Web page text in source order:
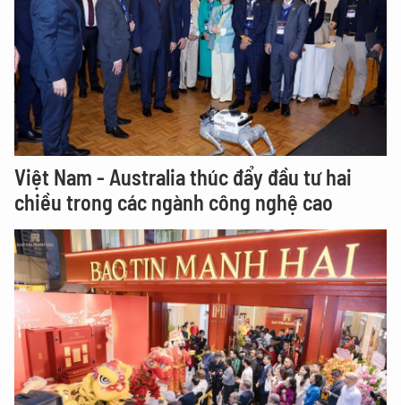
Việt Nam - Australia thúc đẩy đầu tư hai
chiều trong các ngành công nghệ cao